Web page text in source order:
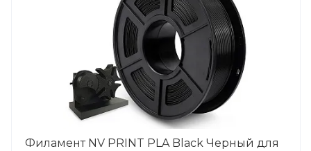
Филамент NV PRINT PLA Black Черный для